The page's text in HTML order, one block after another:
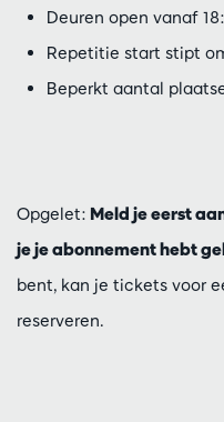
Deuren open vanaf
Repetitie start stipt
Beperkt aantal
Opgelet: Meld je eerst
je je abonnement hebt
bent, kan je tickets voor
reserveren.